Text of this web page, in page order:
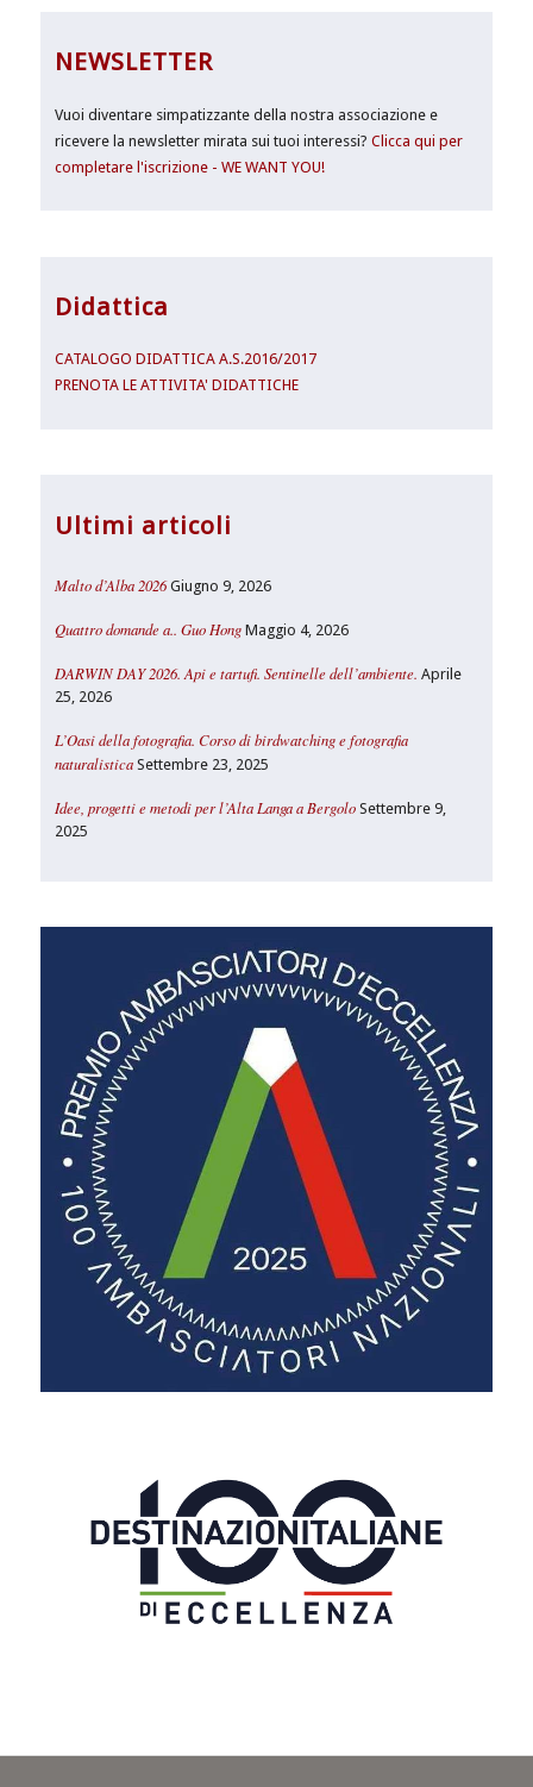
NEWSLETTER
Vuoi diventare simpatizzante della nostra associazione e
ricevere la newsletter mirata sui tuoi interessi?Clicca qui per
completare l'iscrizione - WE WANT YOU!
Didattica
CATALOGO DIDATTICA A.S.2016/2017
PRENOTA LE ATTIVITA' DIDATTICHE
Ultimi articoli
Malto d’Alba 2026 Giugno 9, 2026
Quattro domande a.. Guo Hong Maggio 4, 2026
DARWIN DAY 2026. Api e tartufi. Sentinelle dell’ambiente. Aprile
25, 2026
L’Oasi della fotografia. Corso di birdwatching e fotografia
naturalistica Settembre 23, 2025
Idee, progetti e metodi per l’Alta Langa a Bergolo Settembre 9,
2025